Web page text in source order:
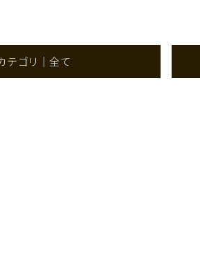
テゴリ｜全て